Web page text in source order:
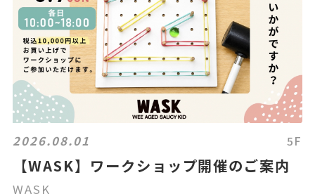
2026.08.01 5F
【WASK】ワークショップ開催のご案内
WASK